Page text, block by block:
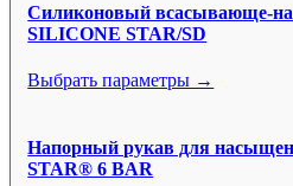
Силиконовый всасывающе-
SILICONE STAR/SD
Выбрать параметры →
Напорный рукав для
STAR® 6 BAR